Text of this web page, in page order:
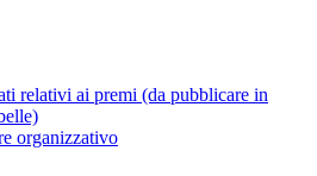
relativi ai premi (da pubblicare in
organizzativo